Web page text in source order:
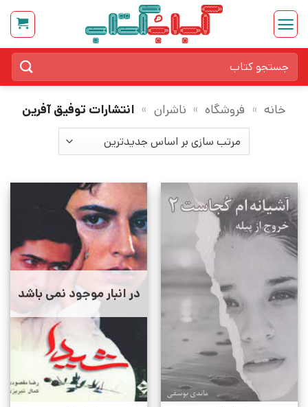
Skip
content
برای:
خانه » فروشگاه » ناشران » انتشارات توفیق آفرین
در انبار موجود نمی باشد